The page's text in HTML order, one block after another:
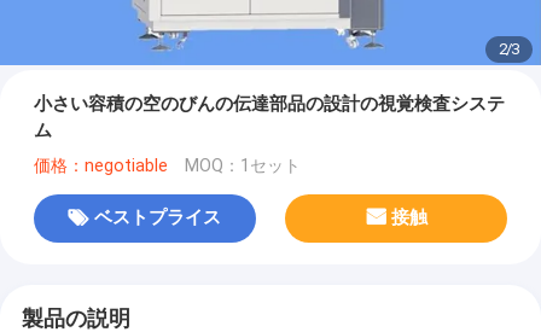
2/3
小さい容積の空のびんの伝達部品の設計の視覚検査システ
ム
価格：negotiable MOQ：1セット
ベストプライス 接触
製品の説明